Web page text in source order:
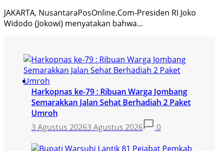
JAKARTA, NusantaraPosOnline.Com-Presiden RI Joko
Widodo (Jokowi) menyatakan bahwa…
Harkopnas ke-79 : Ribuan Warga Jombang
Semarakkan Jalan Sehat Berhadiah 2 Paket
Umroh
3 Agustus 20263 Agustus 2026 0